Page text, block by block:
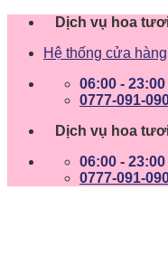
Skip
content
Dịch vụ hoa
Hệ thống cửa hàng
06:00 - 23:00
0777-091-
Dịch vụ hoa
06:00 - 23:00
0777-091-